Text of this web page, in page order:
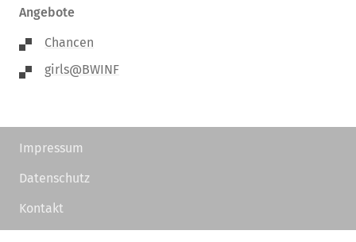
Angebote
Chancen
girls@BWINF
Impressum
Datenschutz
Kontakt